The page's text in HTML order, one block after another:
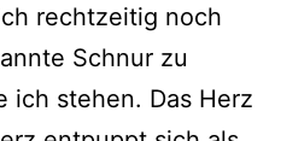
rechtzeitig noch
Schnur zu
ich stehen. Das Herz